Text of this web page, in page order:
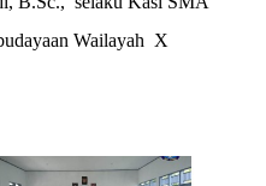
Wailayah X